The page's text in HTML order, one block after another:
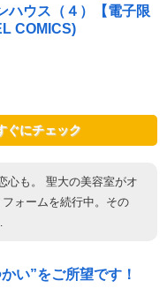
ハウス（４）【電子限
COMICS)
ぐにチェック
心も。 聖大の美容室がオ
ォームを続行中。その
い”をご所望です！